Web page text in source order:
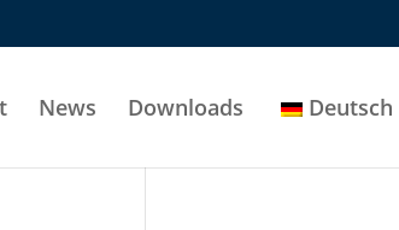
News Downloads Deutsch